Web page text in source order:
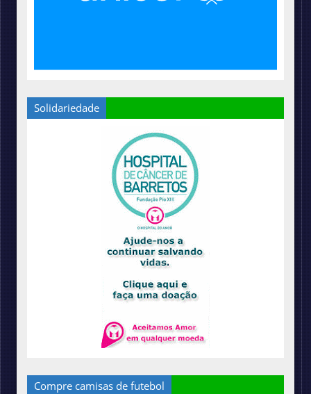
Solidariedade
Compre camisas de futebol